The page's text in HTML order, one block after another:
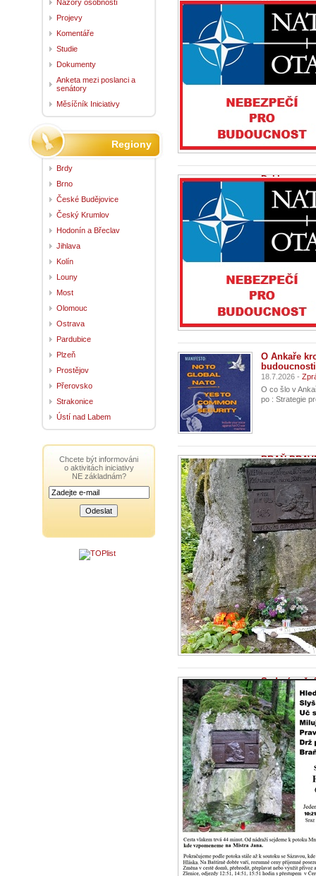
schválená
NATO v
4.8.2026 -
Strategie pro
představiteli
Deklarace
29.7.2026 -
1.My, hlavy
kolektivní...
O Ankaře
budoucnosti
18.7.2026 -
O co šlo v
po : Strategie
BRAŇ
8.7.2026 -
Dopis přečtený
štíhlého
Sedmý
2026
1.7.2026 -
6. červenec je
Bylo to na
po...
Názory osobností
Projevy
Komentáře
Studie
Dokumenty
Anketa mezi poslanci a
senátory
Měsíčník Iniciativy
Regiony
Brdy
Brno
České Budějovice
Český Krumlov
Hodonín a Břeclav
Jihlava
Kolín
Louny
Most
Olomouc
Ostrava
Pardubice
Plzeň
Prostějov
Přerovsko
Strakonice
Ústí nad Labem
Chcete být informováni
o aktivitách iniciativy
NE základnám?